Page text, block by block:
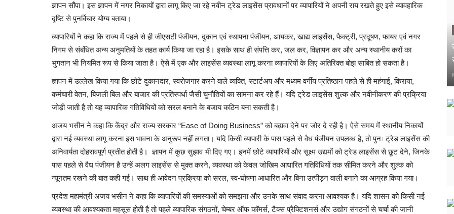
ज्ञापन सौंपा। इस ज्ञापन में नगर निकायों द्वारा लागू किए जा रहे नवीन ट्रेड लाइसेंस प्रावधानों पर व्यापारियों ने अपनी राय रखते हुए इसे व्यावहारिक
दृष्टि से पुनर्विचार योग्य बताया।
व्यापारियों ने कहा कि राज्य में पहले से ही जीएसटी पंजीयन, दुकान एवं स्थापना पंजीयन, आयकर, खाद्य लाइसेंस, फैक्ट्री, प्रदूषण, फायर एवं नगर
निगम से संबंधित अन्य अनुमतियों के तहत कार्य किया जा रहा है। इसके साथ ही संपत्ति कर, जल कर, विज्ञापन कर और अन्य स्थानीय करों का
भुगतान भी नियमित रूप से किया जाता है। ऐसे में एक और लाइसेंस व्यवस्था लागू करना व्यापारियों के लिए अतिरिक्त बोझ साबित हो सकता है।
ज्ञापन में उल्लेख किया गया कि छोटे दुकानदार, स्वरोजगार करने वाले व्यक्ति, स्टार्टअप और मध्यम वर्गीय प्रतिष्ठान पहले से ही महंगाई, किराया,
कर्मचारी वेतन, बिजली बिल और बाजार की प्रतिस्पर्धा जैसी चुनौतियों का सामना कर रहे हैं। यदि ट्रेड लाइसेंस शुल्क और नवीनीकरण की प्रक्रिया
जोड़ी जाती है तो यह व्यापारिक गतिविधियों को सरल बनाने के बजाय कठिन बना सकती है।
अजय भसीन ने कहा कि केंद्र और राज्य सरकार “Ease of Doing Business” को बढ़ावा देने पर जोर दे रही है। ऐसे समय में स्थानीय निकायों
द्वारा नई व्यवस्था लागू करना इस भावना के अनुरूप नहीं लगता। यदि किसी व्यापारी के पास पहले से वैध पंजीयन उपलब्ध है, तो पुनः ट्रेड लाइसेंस की
अनिवार्यता दोहरावपूर्ण प्रतीत होती है। ज्ञापन में कुछ सुझाव भी दिए गए। इनमें छोटे व्यापारियों और सूक्ष्म उद्यमों को ट्रेड लाइसेंस से छूट देने, जिनके
पास पहले से वैध पंजीयन है उन्हें अलग लाइसेंस से मुक्त करने, व्यवस्था को केवल जोखिम आधारित गतिविधियों तक सीमित करने और शुल्क को
न्यूनतम रखने की बात कही गई। साथ ही आवेदन प्रक्रिया को सरल, स्व-घोषणा आधारित और बिना उत्पीड़न वाली बनाने का आग्रह किया गया।
प्रदेश महामंत्री अजय भसीन ने कहा कि व्यापारियों की समस्याओं को समझना और उनके साथ संवाद करना आवश्यक है। यदि शासन को किसी नई
व्यवस्था की आवश्यकता महसूस होती है तो पहले व्यापारिक संगठनों, चेम्बर ऑफ कॉमर्स, टैक्स प्रैक्टिशनर्स और उद्योग संगठनों से चर्चा की जानी